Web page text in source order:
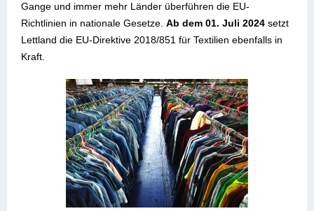
Gange und immer mehr Länder überführen die EU-
Richtlinien in nationale Gesetze. Ab dem 01. Juli 2024 setzt
Lettland die EU-Direktive 2018/851 für Textilien ebenfalls in
Kraft.